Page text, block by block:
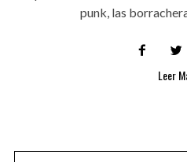
punk, las
Leer